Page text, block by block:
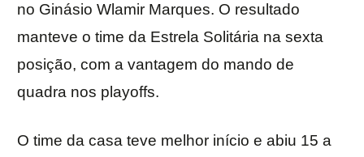
no Ginásio Wlamir Marques. O resultado
manteve o time da Estrela Solitária na sexta
posição, com a vantagem do mando de
quadra nos playoffs.
O time da casa teve melhor início e abiu 15 a